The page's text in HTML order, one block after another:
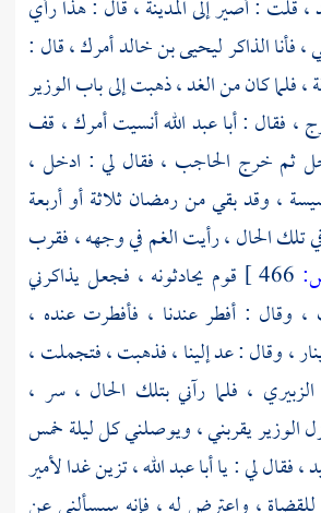
قلت : أصير إلىالمدينة، قال : هذا رأي
الذاكرليحيى بن خالدأمرك ، قال :
، فلما كان من الغد ، ذهبت إلى باب الوزير
، فقال :أبا عبد اللهأنسيت أمرك ، قف
ثم خرج الحاجب ، فقال لي : ادخل ،
، وقد بقي من رمضان ثلاثة أو أربعة
تلك الحال ، رأيت الغم في وجهه ، فقرب
قوم يحادثونه ، فجعل يذاكرني
، وقال : أفطر عندنا ، فأفطرت عنده ،
، وقال : عد إلينا ، فذهبت ، فتجملت ،
الزبيري ، فلما رآني بتلك الحال ، سر ،
الوزير يقربني ، ويوصلني كل ليلة خمس
، فقال لي : ياأبا عبد الله، تزين غدا لأمير